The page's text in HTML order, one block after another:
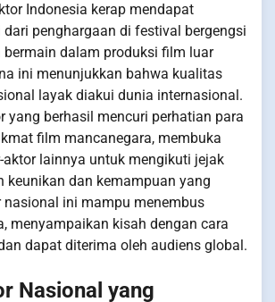
Indonesia kerap mendapat
penghargaan di festival bergengsi
bermain dalam produksi film luar
ini menunjukkan bahwa kualitas
layak diakui dunia internasional.
yang berhasil mencuri perhatian para
film mancanegara, membuka
lainnya untuk mengikuti jejak
keunikan dan kemampuan yang
nasional ini mampu menembus
menyampaikan kisah dengan cara
dapat diterima oleh audiens global.
Nasional yang